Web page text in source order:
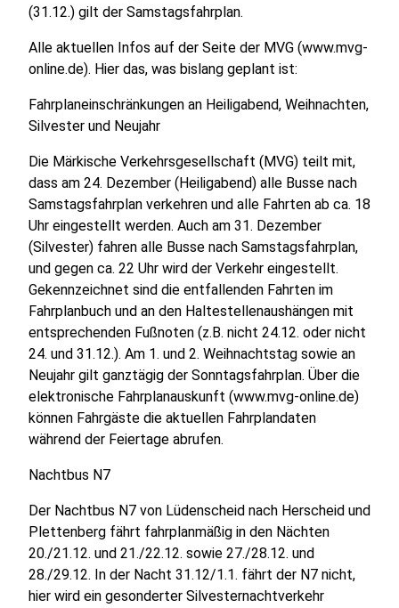
(31.12.) gilt der Samstagsfahrplan.
Alle aktuellen Infos auf der Seite der MVG (www.mvg-
online.de). Hier das, was bislang geplant ist:
Fahrplaneinschränkungen an Heiligabend, Weihnachten,
Silvester und Neujahr
Die Märkische Verkehrsgesellschaft (MVG) teilt mit,
dass am 24. Dezember (Heiligabend) alle Busse nach
Samstagsfahrplan verkehren und alle Fahrten ab ca. 18
Uhr eingestellt werden. Auch am 31. Dezember
(Silvester) fahren alle Busse nach Samstagsfahrplan,
und gegen ca. 22 Uhr wird der Verkehr eingestellt.
Gekennzeichnet sind die entfallenden Fahrten im
Fahrplanbuch und an den Haltestellenaushängen mit
entsprechenden Fußnoten (z.B. nicht 24.12. oder nicht
24. und 31.12.). Am 1. und 2. Weihnachtstag sowie an
Neujahr gilt ganztägig der Sonntagsfahrplan. Über die
elektronische Fahrplanauskunft (www.mvg-online.de)
können Fahrgäste die aktuellen Fahrplandaten
während der Feiertage abrufen.
Nachtbus N7
Der Nachtbus N7 von Lüdenscheid nach Herscheid und
Plettenberg fährt fahrplanmäßig in den Nächten
20./21.12. und 21./22.12. sowie 27./28.12. und
28./29.12. In der Nacht 31.12/1.1. fährt der N7 nicht,
hier wird ein gesonderter Silvesternachtverkehr